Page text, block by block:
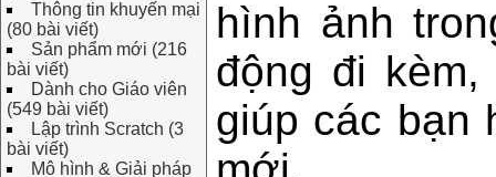
Thông tin khuyến mại
(80 bài viết)
Sản phẩm mới (216
bài viết)
Dành cho Giáo viên
(549 bài viết)
Lập trình Scratch (3
bài viết)
Mô hình & Giải pháp
hình ảnh
động đi kèm,
giúp các bạn